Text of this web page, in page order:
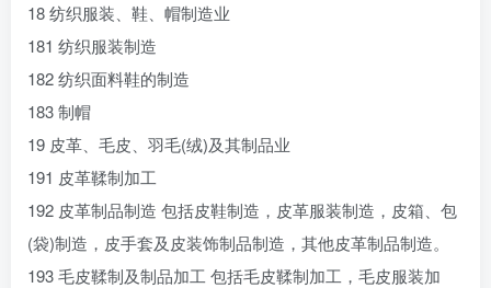
18 纺织服装、鞋、帽制造业
181 纺织服装制造
182 纺织面料鞋的制造
183 制帽
19 皮革、毛皮、羽毛(绒)及其制品业
191 皮革鞣制加工
192 皮革制品制造 包括皮鞋制造，皮革服装制造，皮箱、包
(袋)制造，皮手套及皮装饰制品制造，其他皮革制品制造。
193 毛皮鞣制及制品加工 包括毛皮鞣制加工，毛皮服装加